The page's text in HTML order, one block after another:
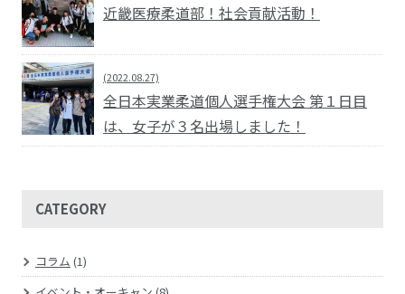
近畿医療柔道部！社会貢献活動！
(2022.08.27)
全日本実業柔道個人選手権大会 第１日目
は、女子が３名出場しました！
CATEGORY
コラム (1)